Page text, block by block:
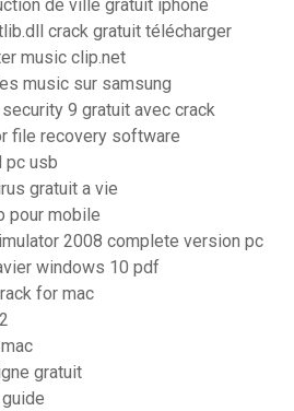
de ville gratuit iphone
crack gratuit télécharger
music clip.net
music sur samsung
9 gratuit avec crack
file recovery software
pc usb
gratuit a vie
pour mobile
2008 complete version pc
windows 10 pdf
for mac
gratuit